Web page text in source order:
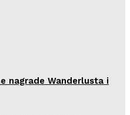
nagrade Wanderlusta i